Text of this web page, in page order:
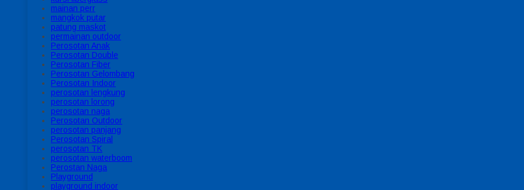
mainan perr
mangkok putar
patung maskot
permainan outdoor
Perosotan Anak
Perosotan Double
Perosotan Fiber
Perosotan Gelombang
Perosotan Indoor
perosotan lengkung
perosotan lorong
perosotan naga
Perosotan Outdoor
perosotan panjang
Perosotan Spiral
perosotan TK
perosotan waterboom
Perostan Naga
Playground
playground indoor